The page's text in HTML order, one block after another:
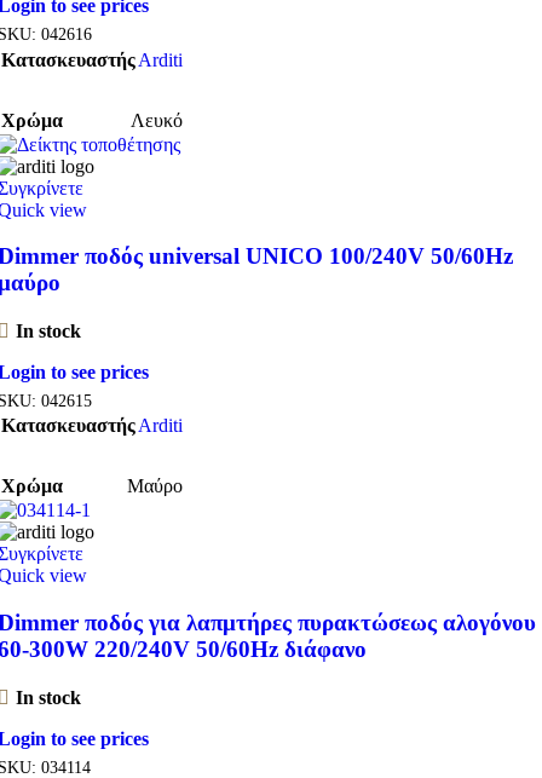
to see prices
042616
ΚατασκευαστήςArditi
Χρώμα Λευκό
view
ποδός universal UNICO 100/240V 50/60Hz
In stock
to see prices
042615
ΚατασκευαστήςArditi
Χρώμα Μαύρο
view
ποδός για λαπμτήρες πυρακτώσεως αλογόνου
300W 220/240V 50/60Hz διάφανο
In stock
to see prices
034114